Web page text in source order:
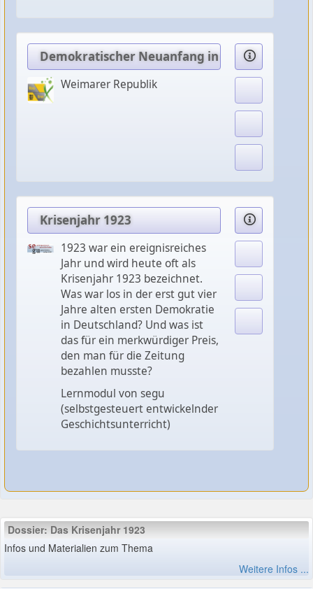
Demokratischer Neuanfang in der Weimarer
Weimarer Republik
Krisenjahr 1923
1923 war ein ereignisreiches
Jahr und wird heute oft als
Krisenjahr 1923 bezeichnet.
Was war los in der erst gut vier
Jahre alten ersten Demokratie
in Deutschland? Und was ist
das für ein merkwürdiger Preis,
den man für die Zeitung
bezahlen musste?
Lernmodul von segu
(selbstgesteuert entwickelnder
Geschichtsunterricht)
Dossier: Das Krisenjahr 1923
Infos und Materialien zum Thema
Weitere Infos ...